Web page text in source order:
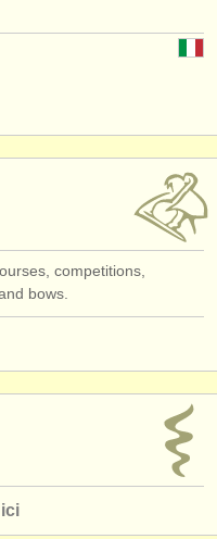
competitions,
bows.